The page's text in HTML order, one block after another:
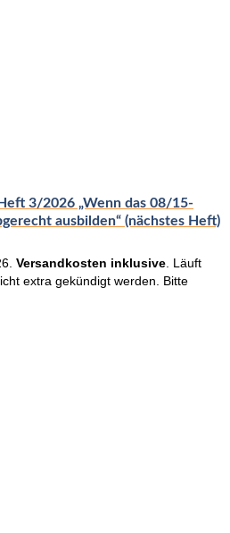
3/2026 „Wenn das 08/15-
ausbilden“ (nächstes Heft)
Versandkosten inklusive . Läuft
extra gekündigt werden. Bitte